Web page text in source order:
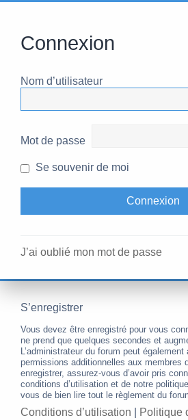
Connexion
Nom d’utilisateur
Mot de passe
Se souvenir de moi
J’ai oublié mon mot de passe
S’enregistrer
Vous devez être enregistré pour vous
ne prend que quelques secondes et
L’administrateur du forum peut également
permissions additionnelles aux membres
enregistrer, assurez-vous d’avoir pris
conditions d’utilisation et de notre
vous de bien lire tout le règlement du
Conditions d’utilisation Politique